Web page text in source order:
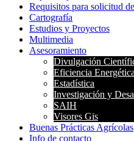
Requisitos para solicitud
Cartografía
Estudios y Proyectos
Multimedia
Asesoramiento
Divulgación
Eficiencia Energética
Estadística
Investigación y
SAIH
Visores Gis
Buenas Prácticas Agrícolas
Info de contacto